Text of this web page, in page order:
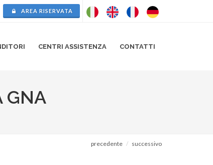
AREA RISERVATA
CENTRI ASSISTENZA CONTATTI
GNA
precedente successivo